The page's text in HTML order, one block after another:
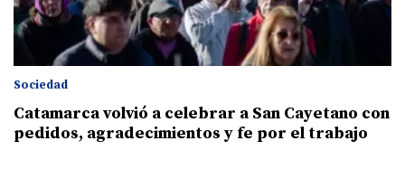
Sociedad
Catamarca volvió a celebrar a San Cayetano con
pedidos, agradecimientos y fe por el trabajo